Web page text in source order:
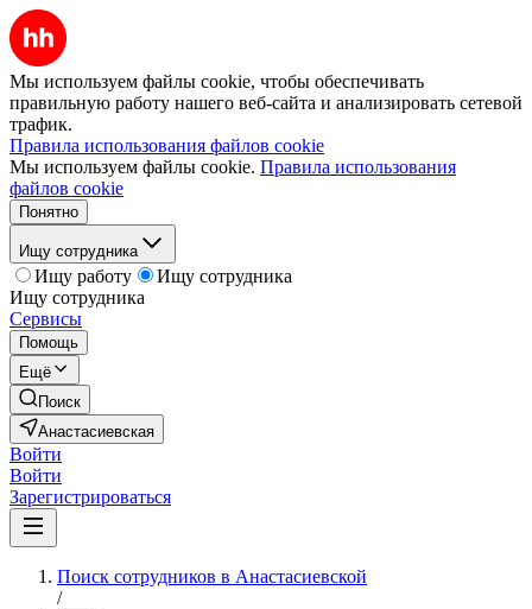
Мы используем файлы cookie, чтобы обеспечивать
правильную работу нашего веб-сайта и анализировать сетевой
трафик.
Правила использования файлов cookie
Мы используем файлы cookie. Правила использования
файлов cookie
Понятно
Ищу сотрудника
Ищу работу
Ищу сотрудника
Ищу сотрудника
Сервисы
Помощь
Ещё
Поиск
Анастасиевская
Войти
Войти
Зарегистрироваться
Поиск сотрудников в Анастасиевской
/